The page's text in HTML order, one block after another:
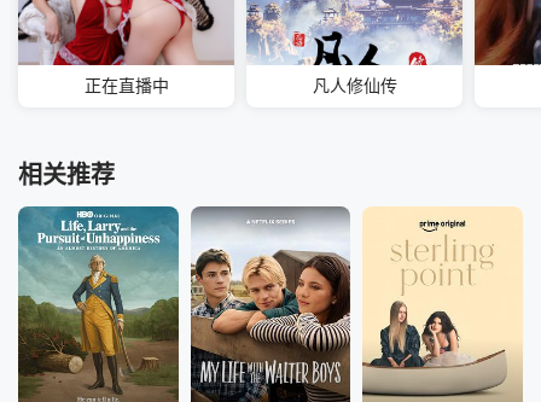
正在直播中 凡人修仙传
相关推荐